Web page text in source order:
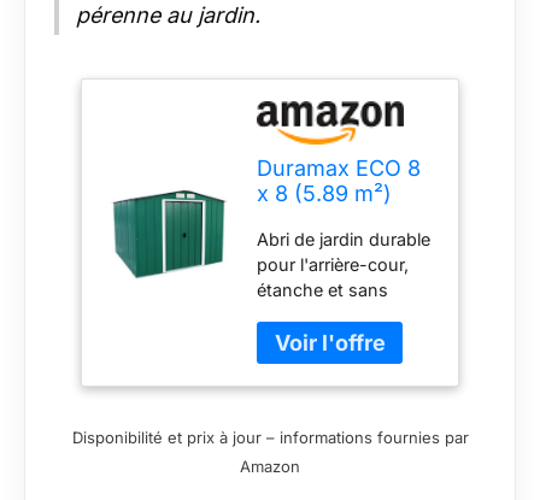
pérenne au jardin.
Duramax ECO 8
x 8 (5.89 m²)
Métal Galvanisé
à Chaud, Abri de
Stockage
d'Outils,
Structure de Toit
Renforcée, Abri
en Métal Sans
Abri de jardin durable
pour l'arrière-cour,
étanche et sans
coulissantes doubles
larges et hautes;
Poignées de porte
verrouillables Toit à
pignon avec 2
Disponibilité et prix à jour – informations fournies par
Amazon